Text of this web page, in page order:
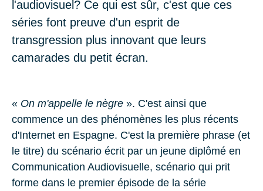
l'audiovisuel? Ce qui est sûr, c'est que ces
séries font preuve d'un esprit de
transgression plus innovant que leurs
camarades du petit écran.
« On m'appelle le nègre ». C'est ainsi que
commence un des phénomènes les plus récents
d'Internet en Espagne. C'est la première phrase (et
le titre) du scénario écrit par un jeune diplômé en
Communication Audiovisuelle, scénario qui prit
forme dans le premier épisode de la série